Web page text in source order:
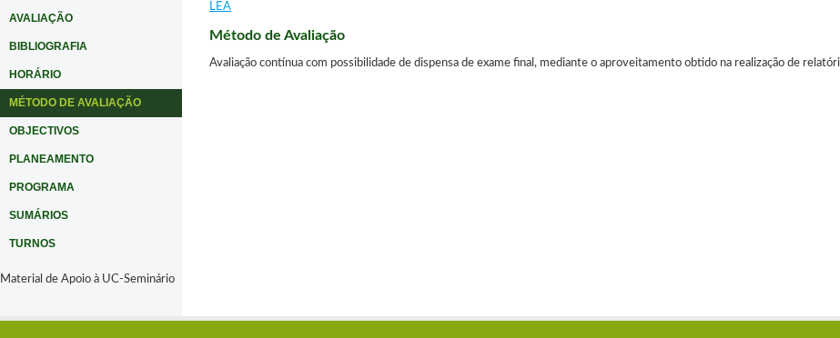
AVALIAÇÃO
BIBLIOGRAFIA
HORÁRIO
MÉTODO DE AVALIAÇÃO
OBJECTIVOS
PLANEAMENTO
PROGRAMA
SUMÁRIOS
TURNOS
Material de Apoio à UC-Seminário
LEA
Método de Avaliação
Avaliação contínua com possibilidade de dispensa de exame final, mediante o aproveitamento obtido na realização de